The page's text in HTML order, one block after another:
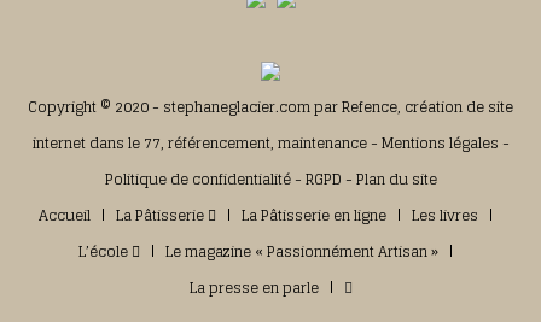
Copyright © 2020 - stephaneglacier.com parRefence, création de site
internet dans le 77, référencement, maintenance-Mentions légales -
Politique de confidentialité-RGPD -Plan du site
Accueil
La Pâtisserie La Pâtisserie en ligne
Les livres
L’école
Le magazine « Passionnément Artisan »
La presse en parle